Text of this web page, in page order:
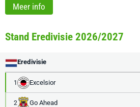
Meer info
Stand Eredivisie 2026/2027
Eredivisie
1 Excelsior
2 Go Ahead